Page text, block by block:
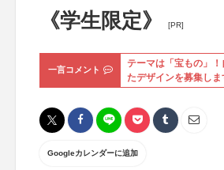
《学生限定》
[PR]
一言コメント
テーマは「宝もの」
たデザインを募集しま
Googleカレンダーに追加